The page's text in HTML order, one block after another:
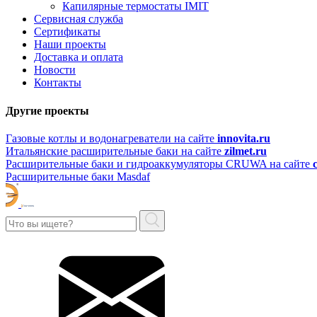
Капилярные термостаты IMIT
Сервисная служба
Сертификаты
Наши проекты
Доставка и оплата
Новости
Контакты
Другие проекты
Газовые котлы и водонагреватели на сайте innovita.ru
Итальянские расширительные баки на сайте zilmet.ru
Расширительные баки и гидроаккумуляторы CRUWA на сайте
Расширительные баки Masdaf